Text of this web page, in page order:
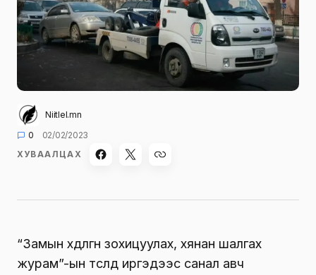
Niitlel.mn
0
02/02/2023
ХУВААЛЦАХ
“Замын хөдөлгөөн зохицуулах, хянан шалгах
журам”-ын төсөлд иргэдээс санал авч